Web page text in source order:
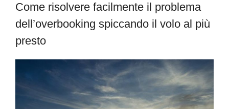
Come risolvere facilmente il problema
dell’overbooking spiccando il volo al più
presto